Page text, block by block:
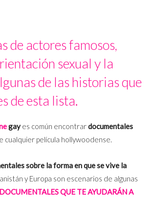
de actores famosos,
sexual y la
de las historias que
de esta lista.
gayes común encontrardocumentales
cualquier película hollywoodense.
sobre la forma en que se vive la
y Europa son escenarios de algunas
QUE TE AYUDARÁN A